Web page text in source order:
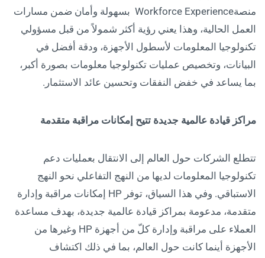
منصةWorkforce Experience بسهولة وأمان ضمن مسارات
العمل الحالية، وهذا يعني رؤية أكثر شمولاً من قبل مسؤولي
تكنولوجيا المعلومات لأسطول الأجهزة، ودقة أفضل في
البيانات، وتخصيص عمليات تكنولوجيا معلومات بصورة أكبر،
بما يساعد في خفض النفقات وتحسين عائد الاستثمار.
مراكز قيادة عالمية جديدة تتيح إمكانات مراقبة متقدمة
تتطلع الشركات حول العالم إلى الانتقال بعمليات دعم
تكنولوجيا المعلومات لديها من النهج التفاعلي نحو النهج
الاستباقي. وفي هذا السياق، توفر HP إمكانات مراقبة وإدارة
متقدمة، مدعومة بمراكز قيادة عالمية جديدة، بهدف مساعدة
العملاء على مراقبة وإدارة كلّ من أجهزة HP وغيرها من
الأجهزة أينما كانت حول العالم، بما في ذلك اكتشاف